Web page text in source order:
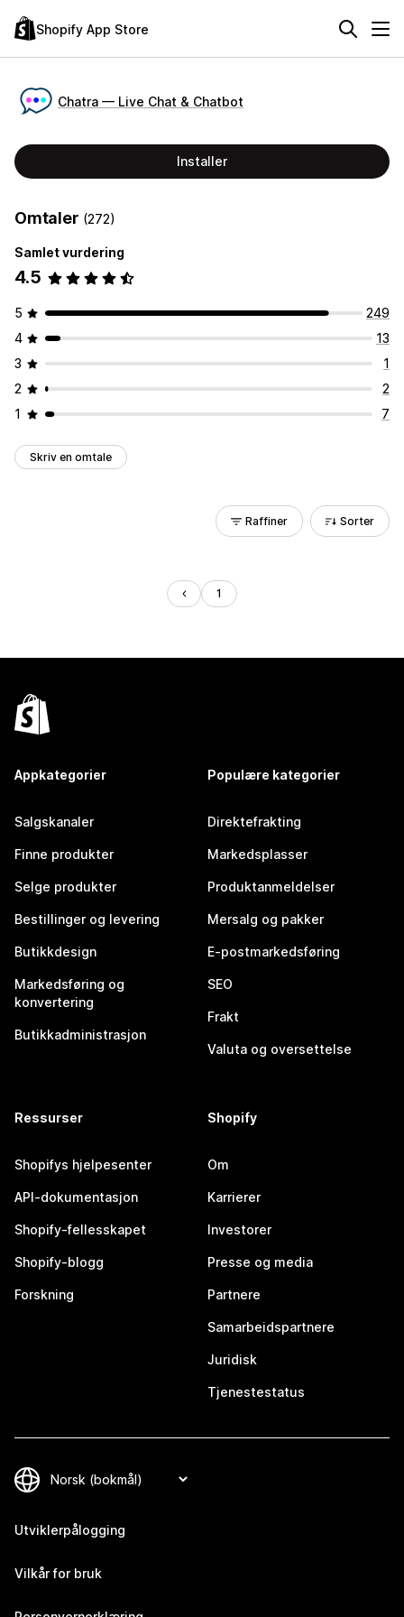
Shopify App Store
Chatra — Live Chat & Chatbot
Installer
Omtaler (272)
Samlet vurdering
4.5
5
249
4
13
3
1
2
2
1
7
Skriv en omtale
Raffiner Sorter
1
Appkategorier
Salgskanaler
Finne produkter
Selge produkter
Bestillinger og levering
Butikkdesign
Markedsføring og
konvertering
Butikkadministrasjon
Populære kategorier
Direktefrakting
Markedsplasser
Produktanmeldelser
Mersalg og pakker
E-postmarkedsføring
SEO
Frakt
Valuta og oversettelse
Ressurser
Shopifys hjelpesenter
API-dokumentasjon
Shopify-fellesskapet
Shopify-blogg
Forskning
Shopify
Om
Karrierer
Investorer
Presse og media
Partnere
Samarbeidspartnere
Juridisk
Tjenestestatus
Utviklerpålogging
Vilkår for bruk